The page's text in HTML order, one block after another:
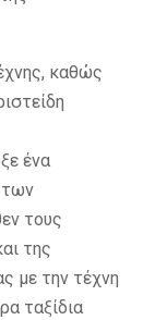
καθώς
ένα
των
τους
της
με την τέχνη
ταξίδια